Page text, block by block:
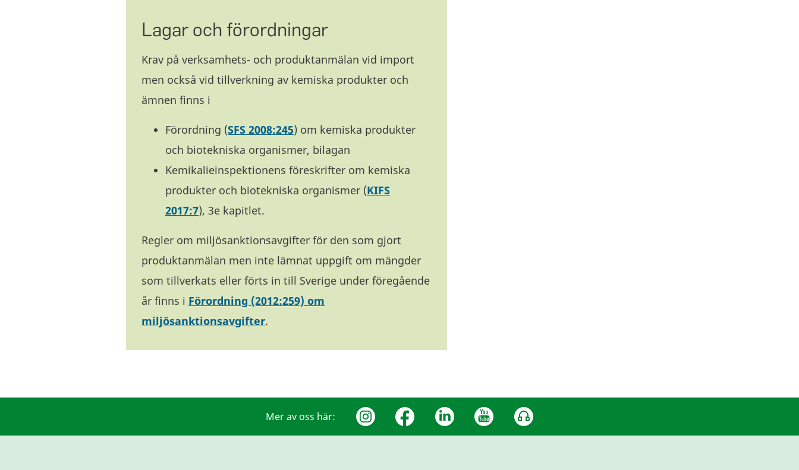
Lagar och förordningar
Krav på verksamhets- och produktanmälan vid import
men också vid tillverkning av kemiska produkter och
ämnen finns i
Förordning (SFS 2008:245) om kemiska produkter
och biotekniska organismer, bilagan
Kemikalieinspektionens föreskrifter om kemiska
produkter och biotekniska organismer (KIFS
2017:7), 3e kapitlet.
Regler om miljösanktionsavgifter för den som gjort
produktanmälan men inte lämnat uppgift om mängder
som tillverkats eller förts in till Sverige under föregående
år finns i Förordning (2012:259) om
miljösanktionsavgifter.
Mer av oss här: